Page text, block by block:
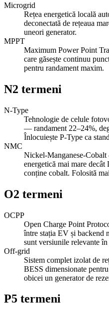
Microgrid
Rețea energetică locală
deconectată de rețeaua
uneori generator.
MPPT
Maximum Power Point
care găsește continuu
pentru randament maxim.
N2 termeni
N-Type
Tehnologie de celule
— randament 22–24%,
Înlocuiește P-Type ca
NMC
Nickel-Manganese-
energetică mai mare
conține cobalt. Folosită
O2 termeni
OCPP
Open Charge Point
între stația EV și backend
sunt versiunile relevante
Off-grid
Sistem complet izolat de
BESS dimensionate
obicei un generator de
P5 termeni